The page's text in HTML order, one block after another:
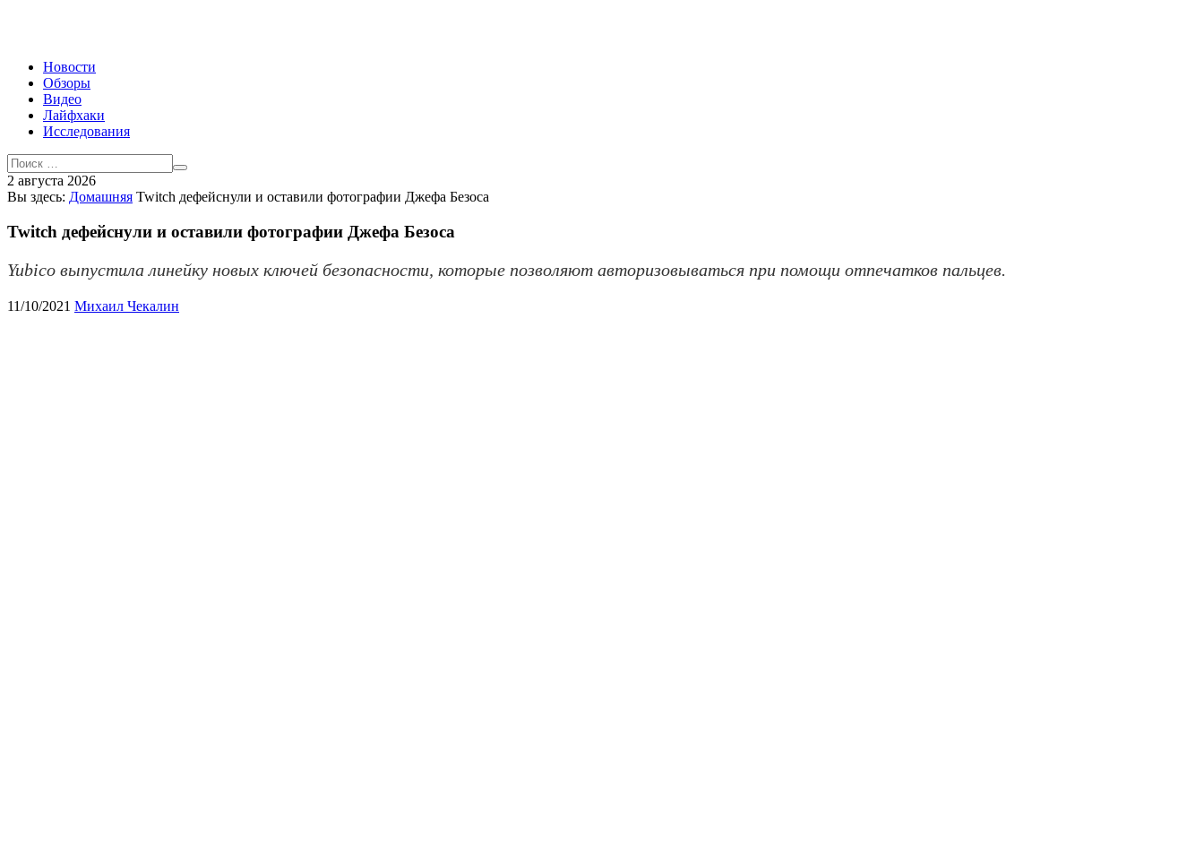
Новости
Обзоры
Видео
Лайфхаки
Исследования
2 августа 2026
Вы здесь: Домашняя Twitch дефейснули и оставили фотографии Джефа Безоса
Twitch дефейснули и оставили фотографии Джефа Безоса
Yubico выпустила линейку новых ключей безопасности, которые позволяют авторизовываться при помощи отпечатков пальцев.
11/10/2021 Михаил Чекалин